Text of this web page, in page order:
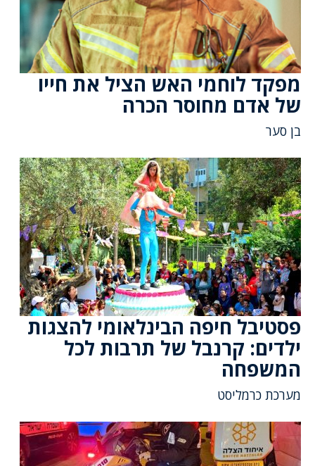
מפקד לוחמי האש הציל את חייו
של אדם מחוסר הכרה
בן סער
פסטיבל חיפה הבינלאומי להצגות
ילדים: קרנבל של תרבות לכל
המשפחה
מערכת כרמליסט